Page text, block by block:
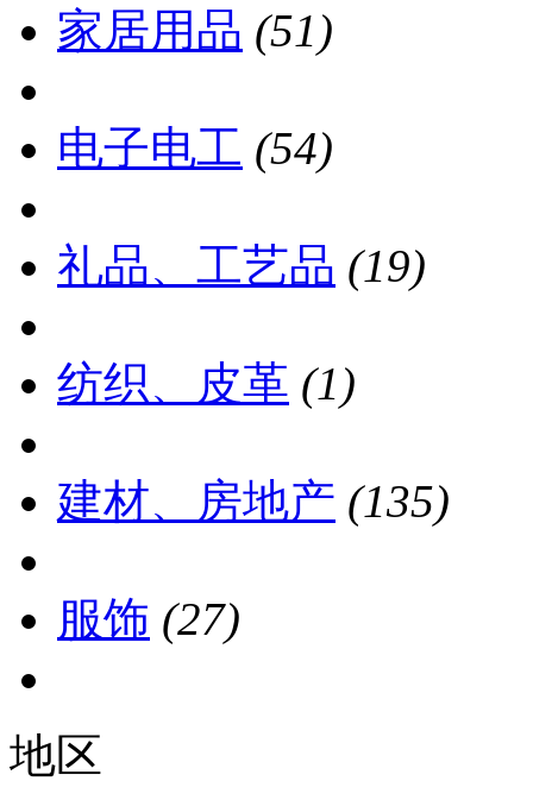
家居用品 (51)
电子电工 (54)
礼品、工艺品 (19)
纺织、皮革 (1)
建材、房地产 (135)
服饰 (27)
地区